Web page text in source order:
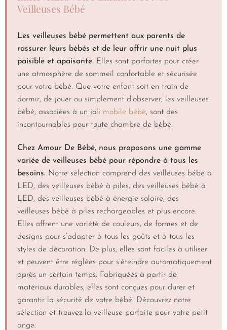
Veilleuses Bébé
Les veilleuses bébé permettent aux parents de
rassurer leurs bébés et de leur offrir une nuit plus
paisible et apaisante. Elles sont parfaites pour créer
une atmosphère de sommeil confortable et sécurisée
pour votre bébé. Que votre enfant soit en train de
dormir, de jouer ou simplement d’observer, les veilleuses
bébé, associées à un joli mobile bébé, sont des
incontournables pour toute chambre de bébé.
Chez Amour De Bébé, nous proposons une gamme
variée de veilleuses bébé pour répondre à tous les
besoins. Notre sélection comprend des veilleuses bébé à
LED, des veilleuses bébé à piles, des veilleuses bébé à
LED, des veilleuses bébé à énergie solaire, des
veilleuses bébé à piles rechargeables et plus encore.
Elles offrent une variété de couleurs, de formes et de
designs pour s’adapter à tous les goûts et à tous les
styles de décoration. De plus, elles sont faciles à utiliser
et peuvent être réglées pour s’éteindre automatiquement
après un certain temps. Fabriquées à partir de
matériaux durables, elles sont conçues pour durer et
garantir la sécurité de votre bébé. Découvrez notre
sélection et trouvez la veilleuse parfaite pour votre petit
ange.